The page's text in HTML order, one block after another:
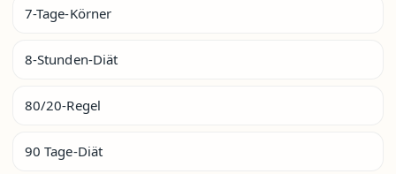
7-Tage-Körner
8-Stunden-Diät
80/20-Regel
90 Tage-Diät